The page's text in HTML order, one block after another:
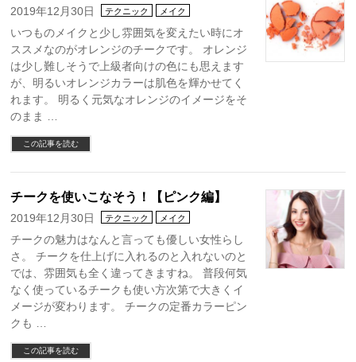
2019年12月30日 テクニック メイク
いつものメイクと少し雰囲気を変えたい時にオ
ススメなのがオレンジのチークです。 オレンジ
は少し難しそうで上級者向けの色にも思えます
が、明るいオレンジカラーは肌色を輝かせてく
れます。 明るく元気なオレンジのイメージをそ
のまま …
この記事を読む
チークを使いこなそう！【ピンク編】
2019年12月30日 テクニック メイク
チークの魅力はなんと言っても優しい女性らし
さ。 チークを仕上げに入れるのと入れないのと
では、雰囲気も全く違ってきますね。 普段何気
なく使っているチークも使い方次第で大きくイ
メージが変わります。 チークの定番カラーピン
クも …
この記事を読む